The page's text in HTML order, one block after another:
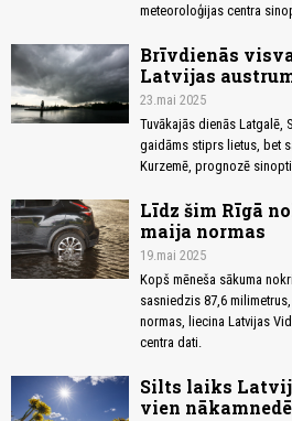
meteoroloģijas centra
Brīvdienās
Latvijas
23.mai 2025
Tuvākajās dienās Latgalē,
gaidāms stiprs lietus, bet
Kurzemē, prognozē
Līdz šim Rīgā
maija normas
19.mai 2025
Kopš mēneša sākuma
sasniedzis 87,6
normas, liecina Latvijas
centra dati.
Silts laiks
vien